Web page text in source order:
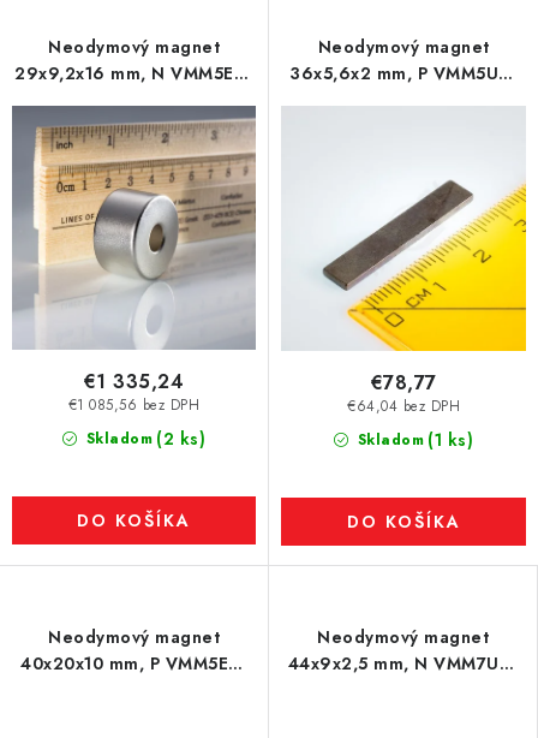
Neodymový magnet
29x9,2x16 mm, N VMM5EH-
200 °C
Skladom (2 ks)
€1 085,56 bez DPH
€1 335,24
DO KOŠÍKA
Neodymový magnet
36x5,6x2 mm, P VMM5UH-
180 °C
Skladom (1 ks)
€64,04 bez DPH
€78,77
DO KOŠÍKA
Neodymový magnet
40x20x10 mm, P VMM5EH-
Neodymový magnet
44x9x2,5 mm, N VMM7UH-